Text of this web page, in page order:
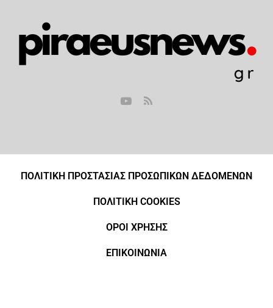
ΠΟΛΙΤΙΚΗ ΠΡΟΣΤΑΣΙΑΣ ΠΡΟΣΩΠΙΚΩΝ ΔΕΔΟΜΕΝΩΝ
ΠΟΛΙΤΙΚΗ COOKIES
ΟΡΟΙ ΧΡΗΣΗΣ
ΕΠΙΚΟΙΝΩΝΙΑ